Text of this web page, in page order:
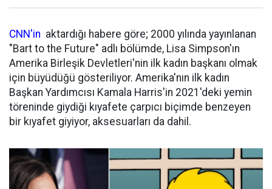
CNN'in aktardığı habere göre; 2000 yılında yayınlanan
"Bart to the Future" adlı bölümde, Lisa Simpson'ın
Amerika Birleşik Devletleri'nin ilk kadın başkanı olmak
için büyüdüğü gösteriliyor. Amerika'nın ilk kadın
Başkan Yardımcısı Kamala Harris'in 2021'deki yemin
töreninde giydiği kıyafete çarpıcı biçimde benzeyen
bir kıyafet giyiyor, aksesuarları da dahil.